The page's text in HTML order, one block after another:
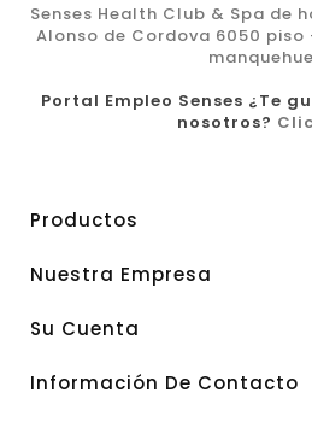
Senses Health Club & Spa de
Alonso de Cordova 6050
Portal Empleo Senses ¿Te
nosotros?
Productos
Nuestra Empresa
Su Cuenta
Información De Contacto